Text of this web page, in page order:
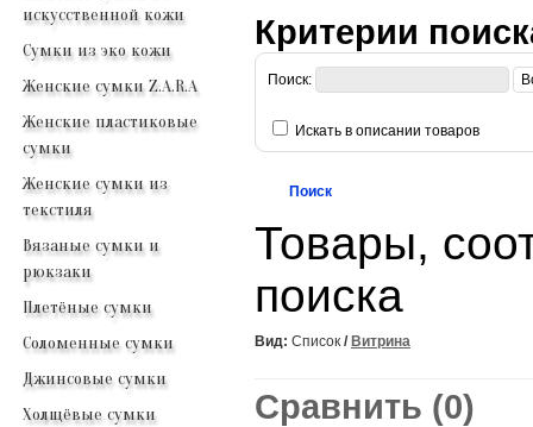
искусственной кожи
Сумки из эко кожи
Женские сумки Z.A.R.A
Женские пластиковые
сумки
Женские сумки из
текстиля
Вязаные сумки и
рюкзаки
Плетёные сумки
Соломенные сумки
Джинсовые сумки
Холщёвые сумки
Критерии
Поиск:
Искать в описании товаров
Товары,
поиска
Вид: Список / Витрина
Сравнить (0)